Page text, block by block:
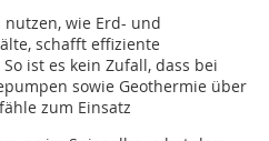
wie Erd- und
schafft effiziente
ist es kein Zufall, dass bei
sowie Geothermie über
zum Einsatz